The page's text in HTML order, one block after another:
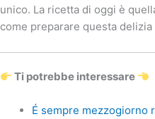
unico. La ricetta di oggi è
come preparare questa
Ti potrebbe interessare
É sempre mezzogiorno